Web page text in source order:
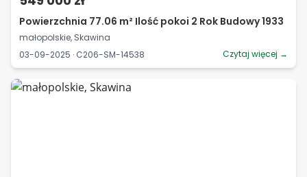
Powierzchnia 77.06 m² Ilość pokoi 2 Rok Budowy 1933
małopolskie, Skawina
03-09-2025 · C206-SM-14538
Czytaj więcej →